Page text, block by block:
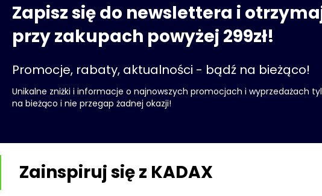
Zapisz się do newslettera i
przy zakupach powyżej 299zł!
Promocje, rabaty, aktualności - bądź na bieżąco!
Unikalne zniżki i informacje o najnowszych promocjach i wyprzedażach
na bieżąco i nie przegap żadnej okazji!
Zainspiruj się z KADAX